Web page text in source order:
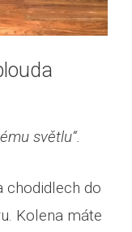
světlu“.
chodidlech do
Kolena máte